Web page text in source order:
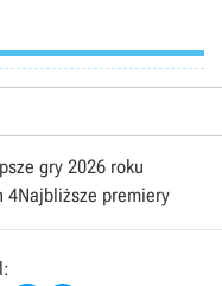
gry 2026 roku
4Najbliższe premiery